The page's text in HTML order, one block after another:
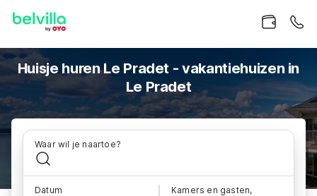
Huisje huren Le Pradet - vakantiehuizen in
Le Pradet
Waar wil je naartoe?
Datum Kamers en gasten,